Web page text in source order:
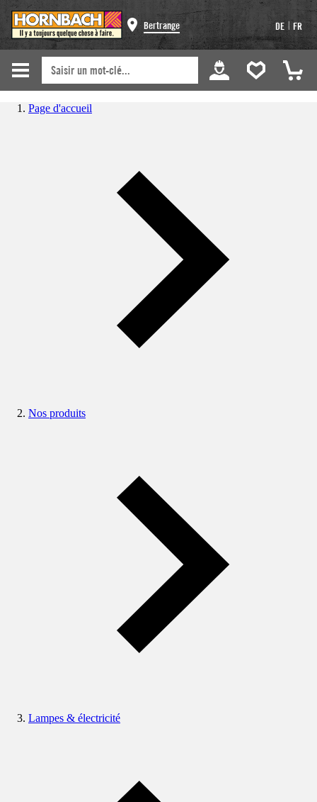
Bertrange DE | FR
Page d'accueil
Nos produits
Lampes & électricité